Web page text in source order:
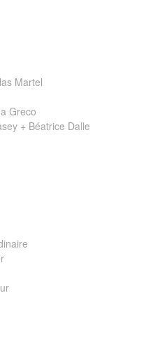
Martel
Greco
+ Béatrice Dalle